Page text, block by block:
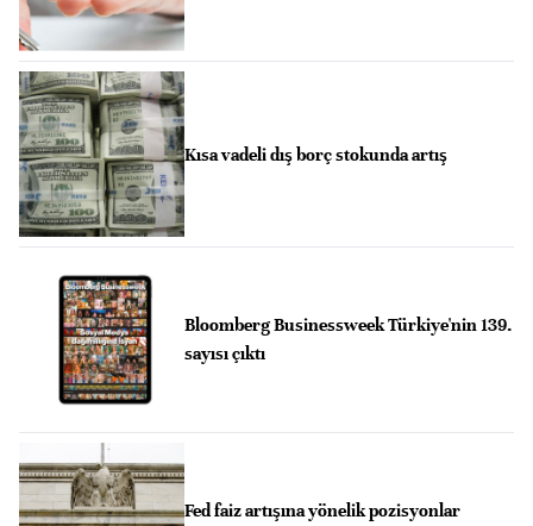
Kısa vadeli dış borç stokunda artış
Bloomberg Businessweek Türkiye'nin 139.
sayısı çıktı
Fed faiz artışına yönelik pozisyonlar